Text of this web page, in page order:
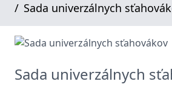
Sada univerzálnych
Sada univerzálnych